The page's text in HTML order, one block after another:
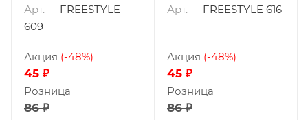
Арт.
FREESTYLE
609
45 ₽
Акция (-48%)
86 ₽
Розница
Арт. FREESTYLE 616
45 ₽
Акция (-48%)
86 ₽
Розница